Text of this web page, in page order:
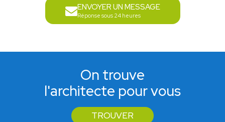
ENVOYER UN MESSAGE
Réponse sous 24 heures
On trouve
l'architecte pour vous
TROUVER